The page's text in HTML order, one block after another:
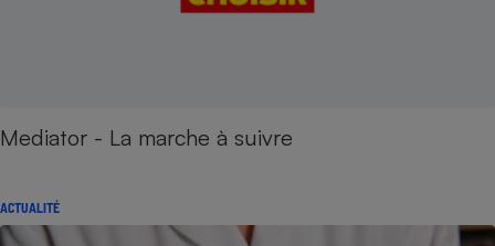
Mediator - La marche à suivre
ACTUALITÉ